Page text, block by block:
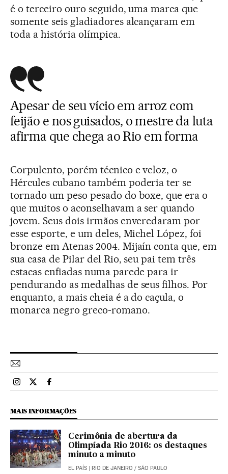
é o terceiro ouro seguido, uma marca que
somente seis gladiadores alcançaram em
toda a história olímpica.
Apesar de seu vício em arroz com
feijão e nos guisados, o mestre da luta
afirma que chega ao Rio em forma
Corpulento, porém técnico e veloz, o
Hércules cubano também poderia ter se
tornado um peso pesado do boxe, que era o
que muitos o aconselhavam a ser quando
jovem. Seus dois irmãos enveredaram por
esse esporte, e um deles, Michel López, foi
bronze em Atenas 2004. Mijaín conta que, em
sua casa de Pilar del Rio, seu pai tem três
estacas enfiadas numa parede para ir
pendurando as medalhas de seus filhos. Por
enquanto, a mais cheia é a do caçula, o
monarca negro greco-romano.
Esportes El País Brasil en Instagram
Esportes El País Brasil en Twitter
Esportes El País Brasil en Facebook
MAIS INFORMAÇÕES
Cerimônia de abertura da
Olimpíada Rio 2016: os destaques
minuto a minuto
EL PAÍS | RIO DE JANEIRO / SÃO PAULO